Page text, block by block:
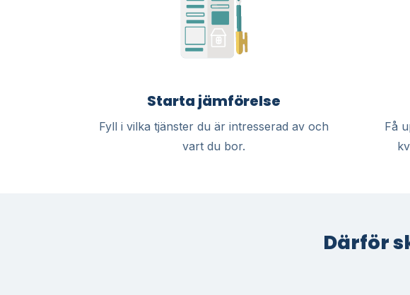
Starta jämförelse
Fyll i vilka tjänster du är intresserad av och
vart du bor.
Få
Därför